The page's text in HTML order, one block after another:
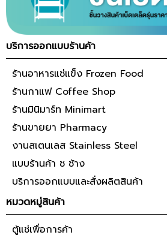
บริการออกแบบร้านค้า
ร้านอาหารแช่แข็ง Frozen Food
ร้านกาแฟ Coffee Shop
ร้านมินิมาร์ท Minimart
ร้านขายยา Pharmacy
งานสเตนเลส Stainless Steel
แบบร้านค้า ช ช้าง
บริการออกแบบและสั่งผลิตสินค้า
หมวดหมู่สินค้า
ตู้แช่เพื่อการค้า